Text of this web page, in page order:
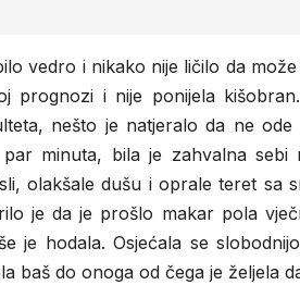
vedro i nikako nije ličilo da
prognozi i nije ponijela
nešto je natjeralo da ne
minuta, bila je zahvalna
olakšale dušu i oprale teret sa
je da je prošlo makar pola
je hodala. Osjećala se
baš do onoga od čega je željela